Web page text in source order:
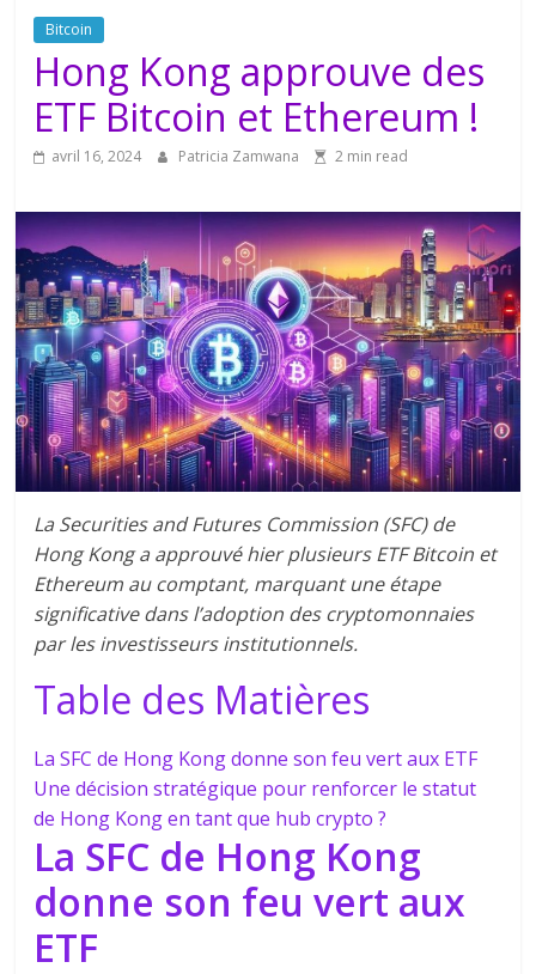
Bitcoin
Hong Kong approuve des
ETF Bitcoin et Ethereum !
avril 16, 2024 Patricia Zamwana 2 min read
La Securities and Futures Commission (SFC) de
Hong Kong a approuvé hier plusieurs ETF Bitcoin et
Ethereum au comptant, marquant une étape
significative dans l’adoption des cryptomonnaies
par les investisseurs institutionnels.
Table des Matières
La SFC de Hong Kong donne son feu vert aux ETF
Une décision stratégique pour renforcer le statut
de Hong Kong en tant que hub crypto ?
La SFC de Hong Kong
donne son feu vert aux
ETF